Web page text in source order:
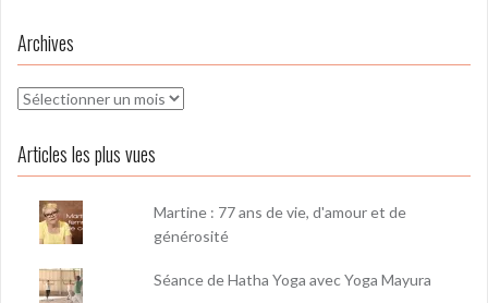
Archives
Archives
Articles les plus vues
Martine : 77 ans de vie, d'amour et de
générosité
Séance de Hatha Yoga avec Yoga Mayura